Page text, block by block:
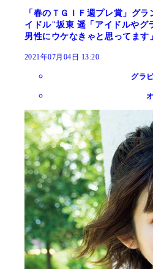
「春のＴＧＩＦ週プレ賞」グ
イドル"坂東 遥「アイドルやグ
男性にウケなきゃと思ってます」
2021年07月04日 13:20
グラ